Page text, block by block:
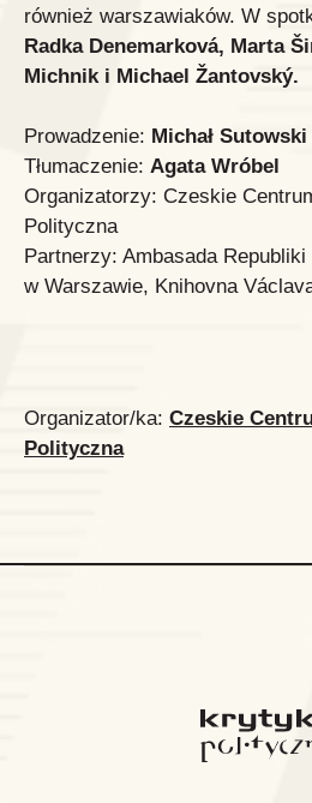
również warszawiaków. W
Radka Denemarková, Marta
Michnik i Michael Žantovský.
Prowadzenie: Michał Sutowski
Tłumaczenie: Agata Wróbel
Organizatorzy: Czeskie
Polityczna
Partnerzy: Ambasada
w Warszawie, Knihovna
Organizator/ka: Czeskie
Polityczna